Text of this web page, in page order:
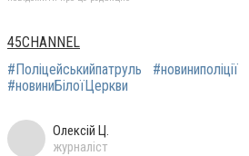
45CHANNEL
#Поліцейськийпатруль
#новиниполіції
#новиниБілоїЦеркви
Олексій Ц.
журналіст